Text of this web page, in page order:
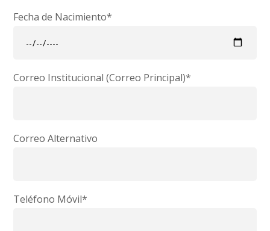
Fecha de Nacimiento*
Correo Institucional (Correo Principal)*
Correo Alternativo
Teléfono Móvil*